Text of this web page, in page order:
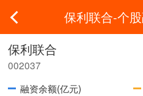
保利联合-个
保利联合
002037
融资余额(亿元)